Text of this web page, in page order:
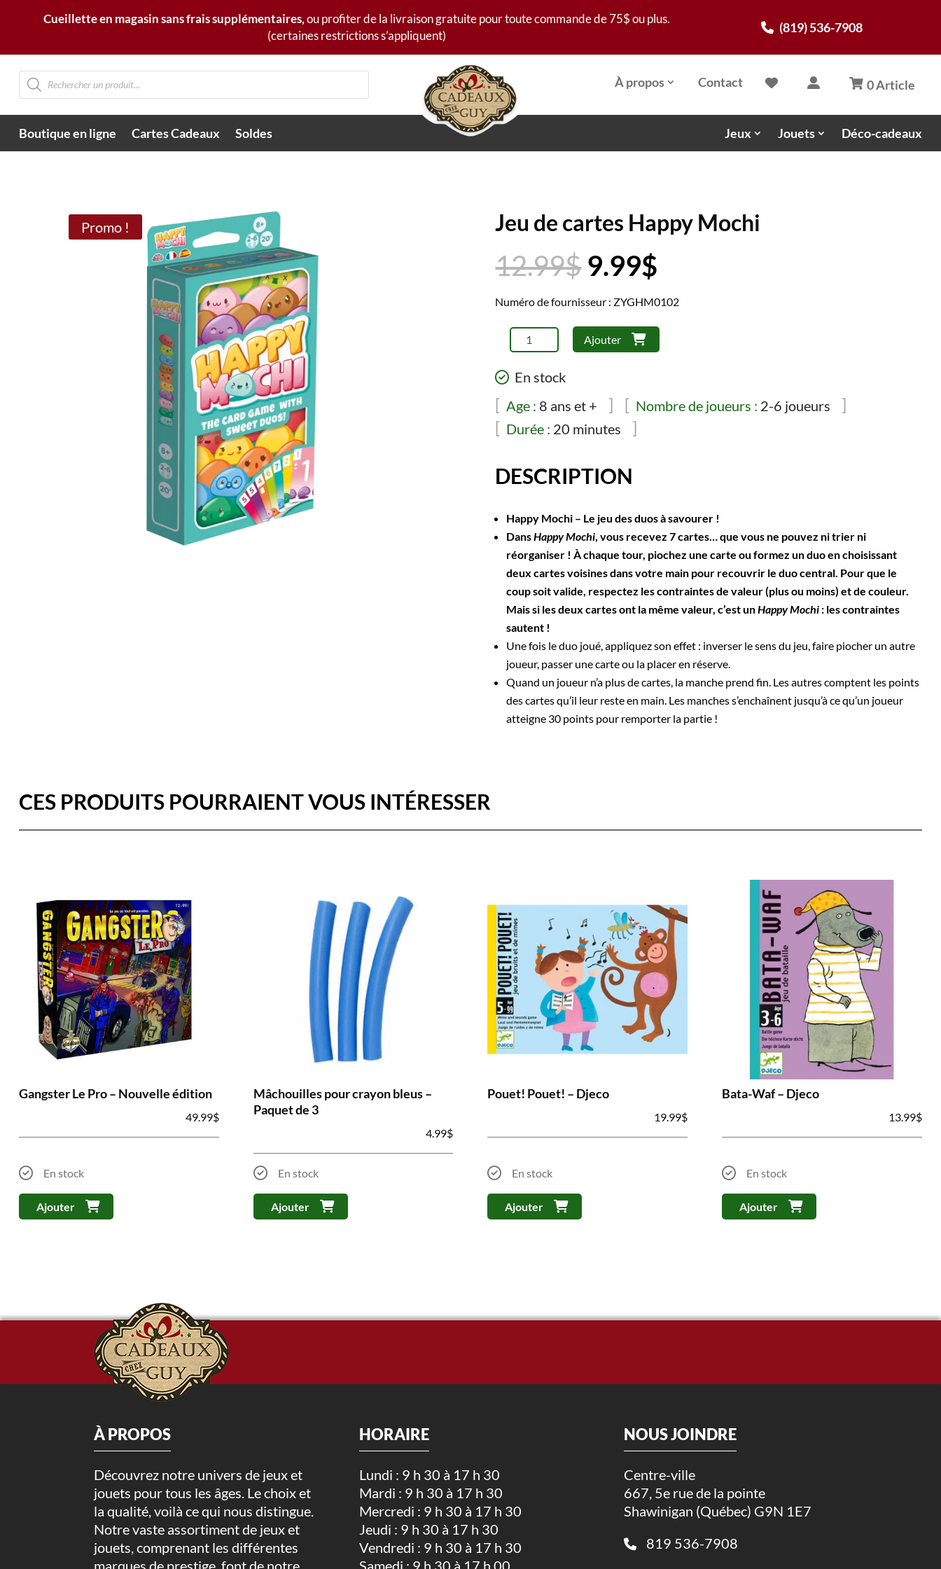
Cueillette en magasin sans frais supplémentaires,ou profiter de la livraison gratuite pour toute commande de 75$ ou plus.
(certaines restrictions s’appliquent)
(819) 536-7908
Recherche
de
produits
À propos Contact 0 Article
Boutique en ligne Cartes Cadeaux Soldes Jeux Jouets Déco-cadeaux
Promo ! Jeu de cartes Happy Mochi
12.99$Le
prix
initial
était :
12.99$.
9.99$
actuel
est :
9.99$.
Numéro de fournisseur : ZYGHM0102
quantité
de
de
cartes
Mochi
Ajouter
En stock
Age : 8 ans et + Nombre de joueurs : 2-6 joueurs
Durée : 20 minutes
DESCRIPTION
Happy Mochi – Le jeu des duos à savourer !
DansHappy Mochi, vous recevez 7 cartes… que vous ne pouvez ni trier ni
réorganiser ! À chaque tour, piochez une carte ou formez un duo en choisissant
deux cartes voisines dans votre main pour recouvrir le duo central. Pour que le
coup soit valide, respectez les contraintes de valeur (plus ou moins) et de couleur.
Mais si les deux cartes ont la même valeur, c’est unHappy Mochi : les contraintes
sautent !
Une fois le duo joué, appliquez son effet : inverser le sens du jeu, faire piocher un autre
joueur, passer une carte ou la placer en réserve.
Quand un joueur n’a plus de cartes, la manche prend fin. Les autres comptent les points
des cartes qu’il leur reste en main. Les manches s’enchaînent jusqu’à ce qu’un joueur
atteigne 30 points pour remporter la partie !
CES PRODUITS POURRAIENT VOUS INTÉRESSER
Gangster Le Pro – Nouvelle édition
49.99$
En stock
Ajouter
Mâchouilles pour crayon bleus –
Paquet de 3
4.99$
En stock
Ajouter
Pouet! Pouet! – Djeco
19.99$
En stock
Ajouter
Bata-Waf – Djeco
13.99$
En stock
Ajouter
À PROPOS
Découvrez notre univers de jeux et
jouets pour tous les âges. Le choix et
la qualité, voilà ce qui nous distingue.
Notre vaste assortiment de jeux et
jouets, comprenant les différentes
HORAIRE
Lundi : 9 h 30 à 17 h 30
Mardi : 9 h 30 à 17 h 30
Mercredi : 9 h 30 à 17 h 30
Jeudi : 9 h 30 à 17 h 30
Vendredi : 9 h 30 à 17 h 30
NOUS JOINDRE
Centre-ville
667, 5e rue de la pointe
Shawinigan (Québec) G9N 1E7
819 536-7908